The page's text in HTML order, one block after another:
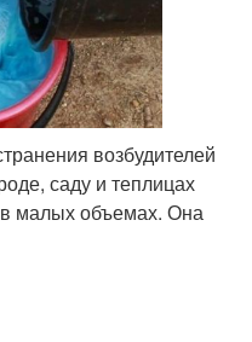
возбудителей
саду и теплицах
малых объемах. Она